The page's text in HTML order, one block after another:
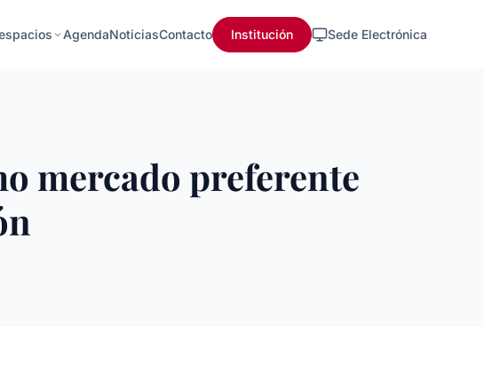
AgendaNoticiasContacto Institución Sede Electrónica
mercado preferente